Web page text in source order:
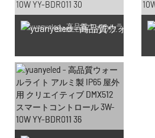
SMD LEDチップの製造